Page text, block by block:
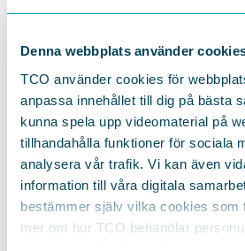
Denna webbplats använder
TCO använder cookies för
anpassa innehållet till dig på bästa
kunna spela upp videomaterial på
tillhandahålla funktioner för sociala
analysera vår trafik. Vi kan även
information till våra digitala
bestämmer själv vilka cookies som
mer om hur TCO behandlar
på grund av "bristande vandel" har
tillämpas, riskerar innebära
lagändringarna är vaga och
samhälle där grundläggande fri-
längre gäller lika för alla.
TCO befarar att oavsett vilken
makten efter valet så kommer den
konsekvenserna av det forcerade
konsekvensanalys och lagstiftning